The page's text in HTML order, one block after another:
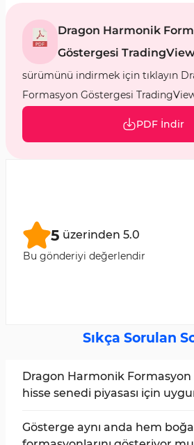
Dragon Harmonik
Göstergesi
sürümünü indirmek için tıklayın
Formasyon Göstergesi
PDF İndir
5 üzerinden 5.0
Bu gönderiyi değerlendir
Sıkça Sorulan
Dragon Harmonik Formasyon
hisse senedi piyasası için
piyasalarda kullanılabilir.
Gösterge aynı anda hem